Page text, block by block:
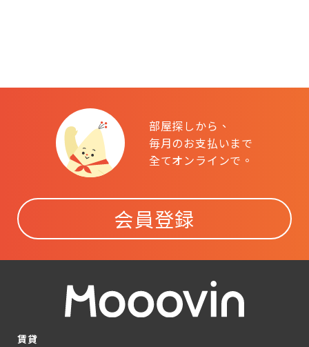
部屋探しから、
毎月のお支払いまで
全てオンラインで。
会員登録
賃貸